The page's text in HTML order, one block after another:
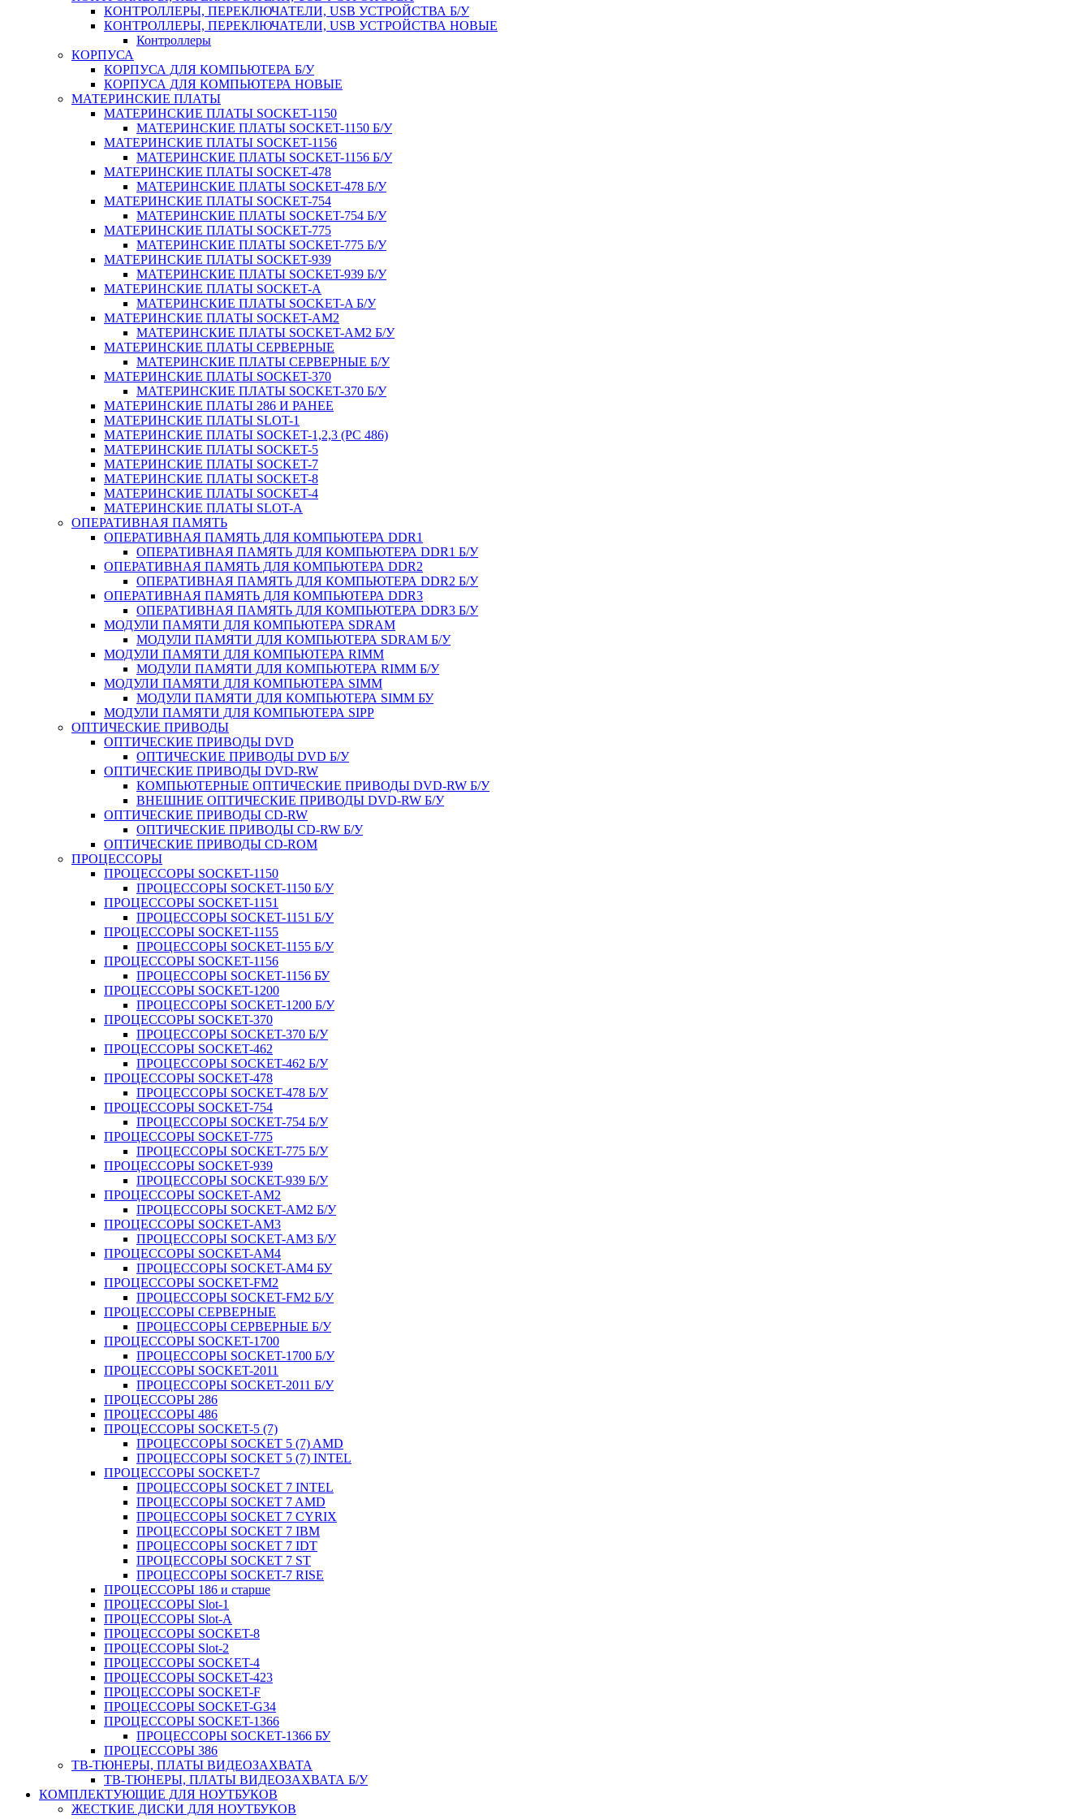
КОНТРОЛЛЕРЫ, ПЕРЕКЛЮЧАТЕЛИ, USB УСТРОЙСТВА Б/У
КОНТРОЛЛЕРЫ, ПЕРЕКЛЮЧАТЕЛИ, USB УСТРОЙСТВА НОВЫЕ
Контроллеры
КОРПУСА
КОРПУСА ДЛЯ КОМПЬЮТЕРА Б/У
КОРПУСА ДЛЯ КОМПЬЮТЕРА НОВЫЕ
МАТЕРИНСКИЕ ПЛАТЫ
МАТЕРИНСКИЕ ПЛАТЫ SOCKET-1150
МАТЕРИНСКИЕ ПЛАТЫ SOCKET-1150 Б/У
МАТЕРИНСКИЕ ПЛАТЫ SOCKET-1156
МАТЕРИНСКИЕ ПЛАТЫ SOCKET-1156 Б/У
МАТЕРИНСКИЕ ПЛАТЫ SOCKET-478
МАТЕРИНСКИЕ ПЛАТЫ SOCKET-478 Б/У
МАТЕРИНСКИЕ ПЛАТЫ SOCKET-754
МАТЕРИНСКИЕ ПЛАТЫ SOCKET-754 Б/У
МАТЕРИНСКИЕ ПЛАТЫ SOCKET-775
МАТЕРИНСКИЕ ПЛАТЫ SOCKET-775 Б/У
МАТЕРИНСКИЕ ПЛАТЫ SOCKET-939
МАТЕРИНСКИЕ ПЛАТЫ SOCKET-939 Б/У
МАТЕРИНСКИЕ ПЛАТЫ SOCKET-A
МАТЕРИНСКИЕ ПЛАТЫ SOCKET-A Б/У
МАТЕРИНСКИЕ ПЛАТЫ SOCKET-AM2
МАТЕРИНСКИЕ ПЛАТЫ SOCKET-AM2 Б/У
МАТЕРИНСКИЕ ПЛАТЫ СЕРВЕРНЫЕ
МАТЕРИНСКИЕ ПЛАТЫ СЕРВЕРНЫЕ Б/У
МАТЕРИНСКИЕ ПЛАТЫ SOCKET-370
МАТЕРИНСКИЕ ПЛАТЫ SOCKET-370 Б/У
МАТЕРИНСКИЕ ПЛАТЫ 286 И РАНЕЕ
МАТЕРИНСКИЕ ПЛАТЫ SLOT-1
МАТЕРИНСКИЕ ПЛАТЫ SOCKET-1,2,3 (PC 486)
МАТЕРИНСКИЕ ПЛАТЫ SOCKET-5
МАТЕРИНСКИЕ ПЛАТЫ SOCKET-7
МАТЕРИНСКИЕ ПЛАТЫ SOCKET-8
МАТЕРИНСКИЕ ПЛАТЫ SOCKET-4
МАТЕРИНСКИЕ ПЛАТЫ SLOT-A
ОПЕРАТИВНАЯ ПАМЯТЬ
ОПЕРАТИВНАЯ ПАМЯТЬ ДЛЯ КОМПЬЮТЕРА DDR1
ОПЕРАТИВНАЯ ПАМЯТЬ ДЛЯ КОМПЬЮТЕРА DDR1 Б/У
ОПЕРАТИВНАЯ ПАМЯТЬ ДЛЯ КОМПЬЮТЕРА DDR2
ОПЕРАТИВНАЯ ПАМЯТЬ ДЛЯ КОМПЬЮТЕРА DDR2 Б/У
ОПЕРАТИВНАЯ ПАМЯТЬ ДЛЯ КОМПЬЮТЕРА DDR3
ОПЕРАТИВНАЯ ПАМЯТЬ ДЛЯ КОМПЬЮТЕРА DDR3 Б/У
МОДУЛИ ПАМЯТИ ДЛЯ КОМПЬЮТЕРА SDRAM
МОДУЛИ ПАМЯТИ ДЛЯ КОМПЬЮТЕРА SDRAM Б/У
МОДУЛИ ПАМЯТИ ДЛЯ КОМПЬЮТЕРА RIMM
МОДУЛИ ПАМЯТИ ДЛЯ КОМПЬЮТЕРА RIMM Б/У
МОДУЛИ ПАМЯТИ ДЛЯ КОМПЬЮТЕРА SIMM
МОДУЛИ ПАМЯТИ ДЛЯ КОМПЬЮТЕРА SIMM БУ
МОДУЛИ ПАМЯТИ ДЛЯ КОМПЬЮТЕРА SIPP
ОПТИЧЕСКИЕ ПРИВОДЫ
ОПТИЧЕСКИЕ ПРИВОДЫ DVD
ОПТИЧЕСКИЕ ПРИВОДЫ DVD Б/У
ОПТИЧЕСКИЕ ПРИВОДЫ DVD-RW
КОМПЬЮТЕРНЫЕ ОПТИЧЕСКИЕ ПРИВОДЫ DVD-RW Б/У
ВНЕШНИЕ ОПТИЧЕСКИЕ ПРИВОДЫ DVD-RW Б/У
ОПТИЧЕСКИЕ ПРИВОДЫ CD-RW
ОПТИЧЕСКИЕ ПРИВОДЫ CD-RW Б/У
ОПТИЧЕСКИЕ ПРИВОДЫ CD-ROM
ПРОЦЕССОРЫ
ПРОЦЕССОРЫ SOCKET-1150
ПРОЦЕССОРЫ SOCKET-1150 Б/У
ПРОЦЕССОРЫ SOCKET-1151
ПРОЦЕССОРЫ SOCKET-1151 Б/У
ПРОЦЕССОРЫ SOCKET-1155
ПРОЦЕССОРЫ SOCKET-1155 Б/У
ПРОЦЕССОРЫ SOCKET-1156
ПРОЦЕССОРЫ SOCKET-1156 БУ
ПРОЦЕССОРЫ SOCKET-1200
ПРОЦЕССОРЫ SOCKET-1200 Б/У
ПРОЦЕССОРЫ SOCKET-370
ПРОЦЕССОРЫ SOCKET-370 Б/У
ПРОЦЕССОРЫ SOCKET-462
ПРОЦЕССОРЫ SOCKET-462 Б/У
ПРОЦЕССОРЫ SOCKET-478
ПРОЦЕССОРЫ SOCKET-478 Б/У
ПРОЦЕССОРЫ SOCKET-754
ПРОЦЕССОРЫ SOCKET-754 Б/У
ПРОЦЕССОРЫ SOCKET-775
ПРОЦЕССОРЫ SOCKET-775 Б/У
ПРОЦЕССОРЫ SOCKET-939
ПРОЦЕССОРЫ SOCKET-939 Б/У
ПРОЦЕССОРЫ SOCKET-AM2
ПРОЦЕССОРЫ SOCKET-AM2 Б/У
ПРОЦЕССОРЫ SOCKET-AM3
ПРОЦЕССОРЫ SOCKET-AM3 Б/У
ПРОЦЕССОРЫ SOCKET-AM4
ПРОЦЕССОРЫ SOCKET-AM4 БУ
ПРОЦЕССОРЫ SOCKET-FM2
ПРОЦЕССОРЫ SOCKET-FM2 Б/У
ПРОЦЕССОРЫ СЕРВЕРНЫЕ
ПРОЦЕССОРЫ СЕРВЕРНЫЕ Б/У
ПРОЦЕССОРЫ SOCKET-1700
ПРОЦЕССОРЫ SOCKET-1700 Б/У
ПРОЦЕССОРЫ SOCKET-2011
ПРОЦЕССОРЫ SOCKET-2011 Б/У
ПРОЦЕССОРЫ 286
ПРОЦЕССОРЫ 486
ПРОЦЕССОРЫ SOCKET-5 (7)
ПРОЦЕССОРЫ SOCKET 5 (7) AMD
ПРОЦЕССОРЫ SOCKET 5 (7) INTEL
ПРОЦЕССОРЫ SOCKET-7
ПРОЦЕССОРЫ SOCKET 7 INTEL
ПРОЦЕССОРЫ SOCKET 7 AMD
ПРОЦЕССОРЫ SOCKET 7 CYRIX
ПРОЦЕССОРЫ SOCKET 7 IBM
ПРОЦЕССОРЫ SOCKET 7 IDT
ПРОЦЕССОРЫ SOCKET 7 ST
ПРОЦЕССОРЫ SOCKET-7 RISE
ПРОЦЕССОРЫ 186 и старше
ПРОЦЕССОРЫ Slot-1
ПРОЦЕССОРЫ Slot-A
ПРОЦЕССОРЫ SOCKET-8
ПРОЦЕССОРЫ Slot-2
ПРОЦЕССОРЫ SOCKET-4
ПРОЦЕССОРЫ SOCKET-423
ПРОЦЕССОРЫ SOCKET-F
ПРОЦЕССОРЫ SOCKET-G34
ПРОЦЕССОРЫ SOCKET-1366
ПРОЦЕССОРЫ SOCKET-1366 БУ
ПРОЦЕССОРЫ 386
ТВ-ТЮНЕРЫ, ПЛАТЫ ВИДЕОЗАХВАТА
ТВ-ТЮНЕРЫ, ПЛАТЫ ВИДЕОЗАХВАТА Б/У
КОМПЛЕКТУЮЩИЕ ДЛЯ НОУТБУКОВ
ЖЕСТКИЕ ДИСКИ ДЛЯ НОУТБУКОВ